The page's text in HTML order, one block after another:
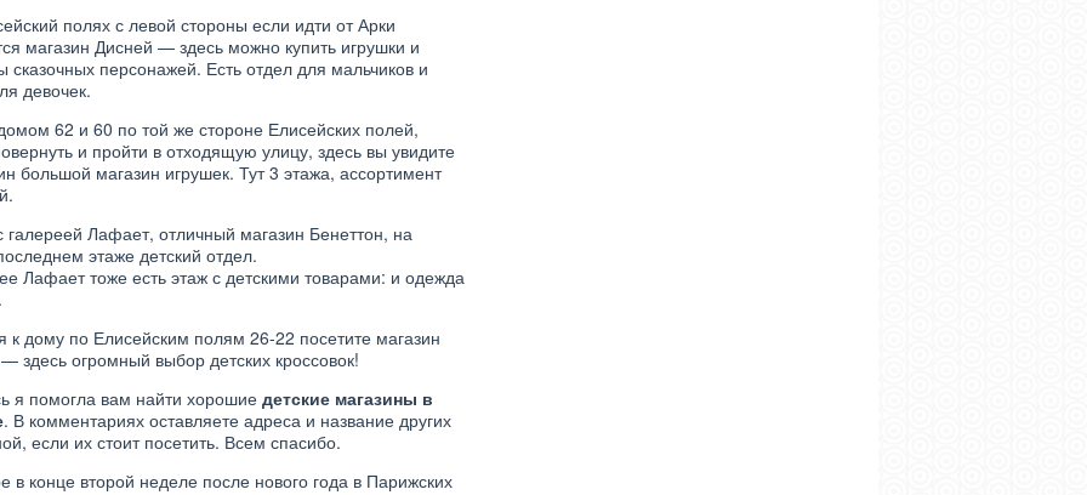
ЖЕНСКАЯ
ОДЕЖДЫ
ОТЗЫВЫ О ДЕТСКОМ
МИРЕ. ИНТЕРНЕТ МАГАЗИН
DETMIR.RU
ИНТЕРЕСНОЕ
ОТЗЫВЫ О ЕСКАЙ
полях с левой стороны если идти от Арки
магазин Дисней — здесь можно купить игрушки и
сказочных персонажей. Есть отдел для мальчиков и
девочек.
62 и 60 по той же стороне Елисейских полей,
и пройти в отходящую улицу, здесь вы увидите
большой магазин игрушек. Тут 3 этажа, ассортимент
галереей Лафает, отличный магазин Бенеттон, на
этаже детский отдел.
Лафает тоже есть этаж с детскими товарами: и одежда
к дому по Елисейским полям 26-22 посетите магазин
здесь огромный выбор детских кроссовок!
я помогла вам найти хорошие детские магазины в
. В комментариях оставляете адреса и название других
если их стоит посетить. Всем спасибо.
в конце второй неделе после нового года в Парижских